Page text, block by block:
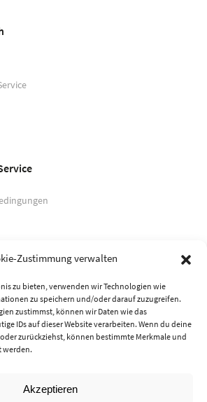
Zustimmung verwalten
zu bieten, verwenden wir Technologien wie
zu speichern und/oder darauf zuzugreifen.
zustimmst, können wir Daten wie das
IDs auf dieser Website verarbeiten. Wenn du deine
zurückziehst, können bestimmte Merkmale und
werden.
Akzeptieren